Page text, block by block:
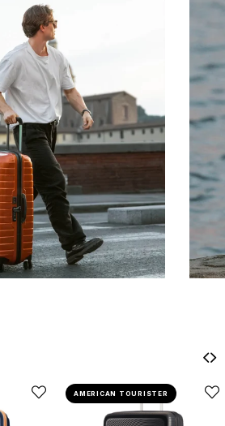
AMERICAN TOURISTER